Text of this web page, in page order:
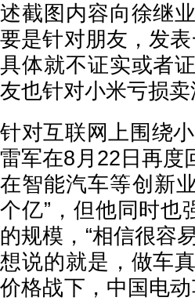
述截图内容向徐继
要是针对朋友，发
具体就不证实或者
友也针对小米亏损
针对互联网上围绕
雷军在8月22日再度
在智能汽车等创新
个亿”，但他同时也
的规模，“相信很容
想说的就是，做车
价格战下，中国电